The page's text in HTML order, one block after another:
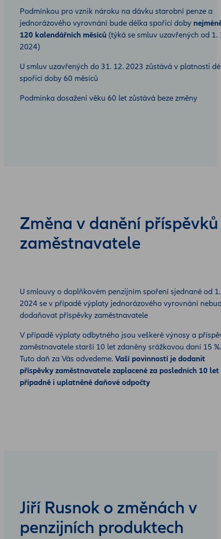
Podmínkou pro vznik nároku na dávku starobní penze a
jednorázového vyrovnání bude délka spořicí doby
120 kalendářních měsíců (týká se smluv uzavřených od 1.
2024)
U smluv uzavřených do 31. 12. 2023 zůstává v platnosti
spořicí doby 60 měsíců
Podmínka dosažení věku 60 let zůstává beze změny
Změna v danění příspěvků
zaměstnavatele
U smlouvy o doplňkovém penzijním spoření sjednané od
2024 se v případě výplaty jednorázového vyrovnání
dodaňovat příspěvky zaměstnavatele
V případě výplaty odbytného jsou veškeré výnosy a
zaměstnavatele starší 10 let zdaněny srážkovou daní 15 %.
Tuto daň za Vás odvedeme. Vaší povinností je dodanit
příspěvky zaměstnavatele zaplacené za posledních 10 let
případně i uplatněné daňové odpočty
Jiří Rusnok o změnách v
penzijních produktech